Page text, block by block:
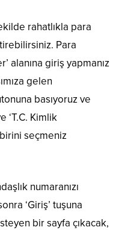
rahatlıkla para
Para
alanına giriş yapmanız
gelen
basıyoruz ve
‘T.C. Kimlik
seçmeniz
numaranızı
‘Giriş’ tuşuna
bir sayfa çıkacak,